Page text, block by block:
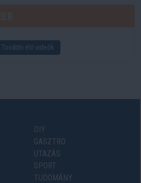
További élő videók
DIY
GASZTRO
UTAZÁS
SPORT
TUDOMÁNY